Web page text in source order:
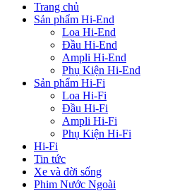
Trang chủ
Sản phẩm Hi-End
Loa Hi-End
Đầu Hi-End
Ampli Hi-End
Phụ Kiện Hi-End
Sản phẩm Hi-Fi
Loa Hi-Fi
Đầu Hi-Fi
Ampli Hi-Fi
Phụ Kiện Hi-Fi
Hi-Fi
Tin tức
Xe và đời sống
Phim Nước Ngoài